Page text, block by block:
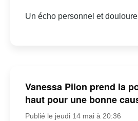
Un écho personnel et
Vanessa Pilon prend la
haut pour une bonne
Publié le jeudi 14 mai à 20:36